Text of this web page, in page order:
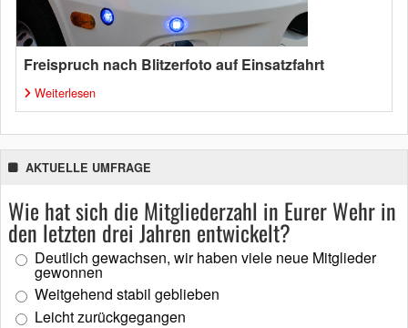
Freispruch nach Blitzerfoto auf Einsatzfahrt
Weiterlesen
AKTUELLE UMFRAGE
Wie hat sich die Mitgliederzahl in Eurer Wehr in
den letzten drei Jahren entwickelt?
Deutlich gewachsen, wir haben viele neue Mitglieder
gewonnen
Weitgehend stabil geblieben
Leicht zurückgegangen